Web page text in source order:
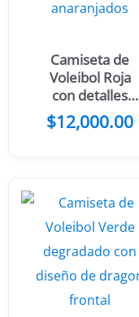
Camiseta de
Voleibol Roja
con detalles
geometricos
azules
$12,000.00